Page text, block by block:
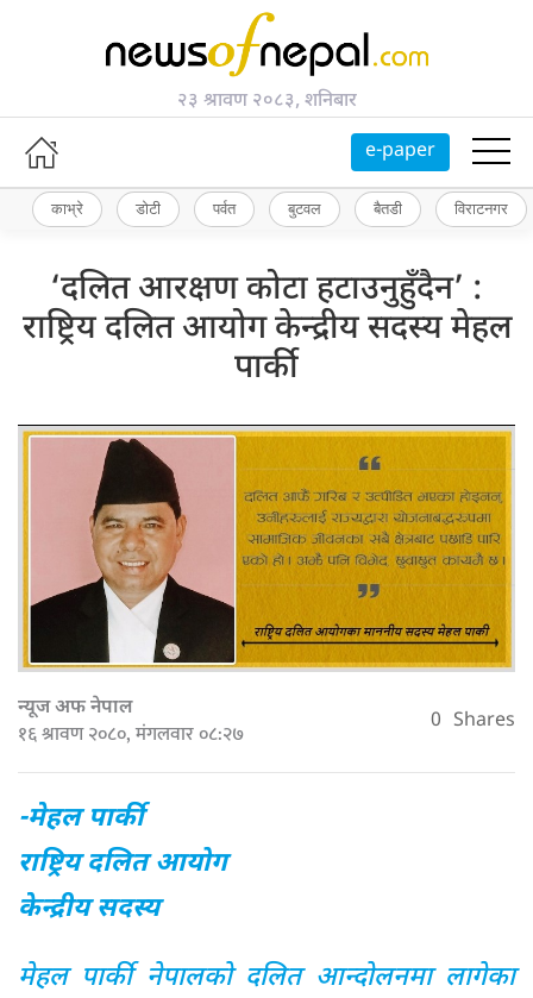
२३ श्रावण २०८३, शनिबार
e-paper
काभ्रे डोटी पर्वत बुटवल बैतडी विराटनगर
‘दलित आरक्षण कोटा हटाउनुहुँदैन’ :
राष्ट्रिय दलित आयोग केन्द्रीय सदस्य मेहल
पार्की
न्यूज अफ नेपाल
१६ श्रावण २०८०, मंगलवार ०८:२७ 0 Shares
-मेहल पार्की
राष्ट्रिय दलित आयोग
केन्द्रीय सदस्य
मेहल पार्की नेपालको दलित आन्दोलनमा लागेका